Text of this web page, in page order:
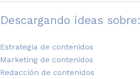
Descargando ideas sobre:
Estrategia de contenidos
Marketing de contenidos
Redacción de contenidos